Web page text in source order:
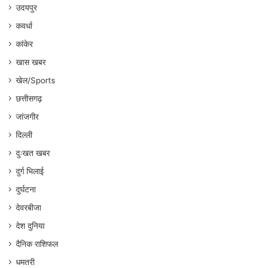
उदयपुर
कवर्धा
कांकेर
खास खबर
खेल/Sports
छत्तीसगढ़
जांजगीर
दिल्ली
दुःखत खबर
दुर्ग भिलाई
दुर्घटना
देवरबीजा
देश दुनिया
दैनिक राशिफल
धमतरी